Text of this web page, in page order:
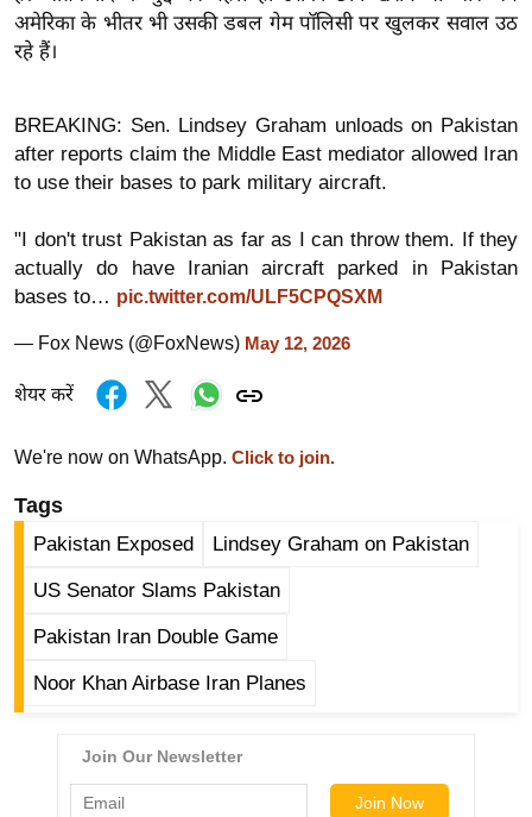
ज
न
ग
त
बॉ
वु
ली
वु
फि
स
मी
e
अमेरिका के भीतर भी उसकी डबल गेम पॉलिसी पर खुलकर सवाल उठ
रहे हैं।
BREAKING: Sen. Lindsey Graham unloads on Pakistan
after reports claim the Middle East mediator allowed Iran
to use their bases to park military aircraft.
"I don't trust Pakistan as far as I can throw them. If they
actually do have Iranian aircraft parked in Pakistan
bases to… pic.twitter.com/ULF5CPQSXM
— Fox News (@FoxNews) May 12, 2026
शेयर करें
We're now on WhatsApp. Click to join.
Tags
Pakistan Exposed Lindsey Graham on Pakistan
US Senator Slams Pakistan
Pakistan Iran Double Game
Noor Khan Airbase Iran Planes